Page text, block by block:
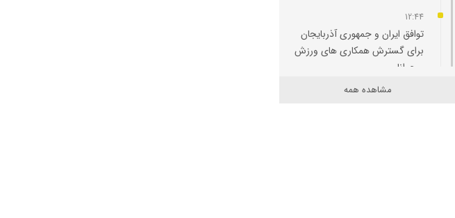
12:44
توافق ایران و جمهوری آذربایجان
برای گسترش همکاری‌ های ورزش
و جوانان
مشاهده همه